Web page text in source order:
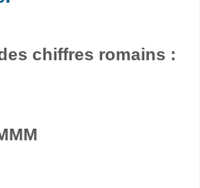
chiffres romains :